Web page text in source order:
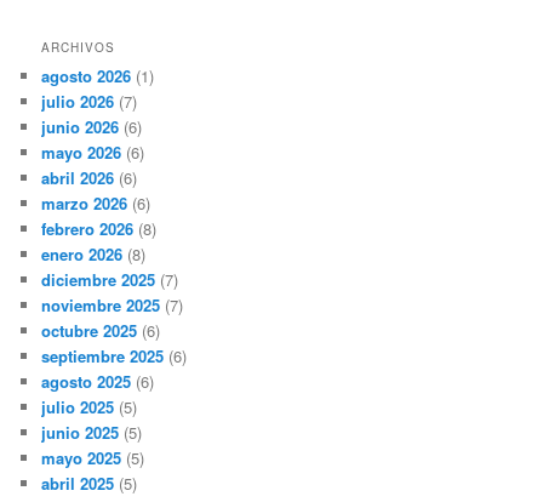
ARCHIVOS
agosto 2026 (1)
julio 2026 (7)
junio 2026 (6)
mayo 2026 (6)
abril 2026 (6)
marzo 2026 (6)
febrero 2026 (8)
enero 2026 (8)
diciembre 2025 (7)
noviembre 2025 (7)
octubre 2025 (6)
septiembre 2025 (6)
agosto 2025 (6)
julio 2025 (5)
junio 2025 (5)
mayo 2025 (5)
abril 2025 (5)